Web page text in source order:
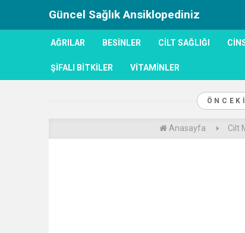
Güncel Sağlık Ansiklopediniz
AĞRILAR BESINLER CILT SAĞLIĞI
ŞIFALI BITKILER VITAMINLER
Anasayfa Cilt